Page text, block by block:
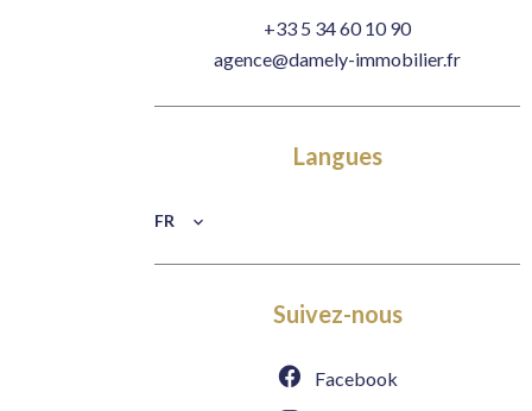
+33 5 34 60 10 90
agence@damely-immobilier.fr
Langues
FR
Suivez-nous
Facebook